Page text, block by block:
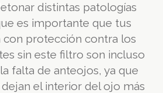
distintas patologías
es importante que tus
protección contra los
sin este filtro son incluso
falta de anteojos, ya que
el interior del ojo más